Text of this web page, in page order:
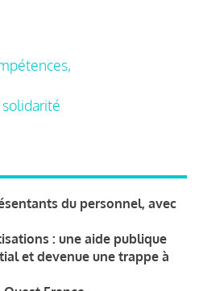
du personnel, avec
: une aide publique
et devenue une trappe à